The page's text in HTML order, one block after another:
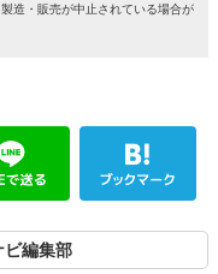
造・販売が中止されている場合が
ビ編集部